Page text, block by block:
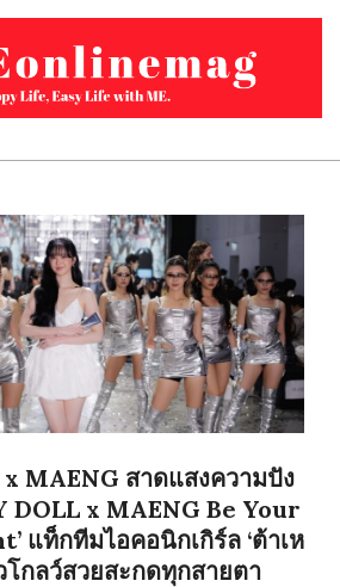
MAENG สาดแสงความปัง
DOLL x MAENG Be Your
แท็กทีมไอคอนิกเกิร์ล ‘ต้าเห
โกลว์สวยสะกดทุกสายตา